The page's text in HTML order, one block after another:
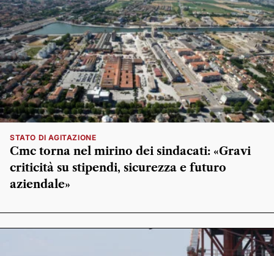
STATO DI AGITAZIONE
Cmc torna nel mirino dei sindacati: «Gravi
criticità su stipendi, sicurezza e futuro
aziendale»